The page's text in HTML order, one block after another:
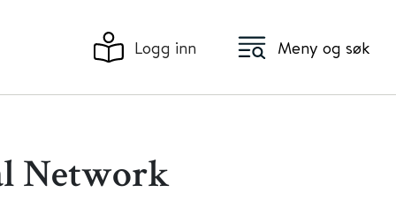
Logg inn Meny og søk
Network